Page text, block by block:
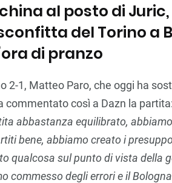
al posto di
del Torino a
di pranzo
2-1, Matteo Paro, che oggi ha
commentato così a Dazn la partita:
abbastanza equilibrato,
bene, abbiamo creato i
qualcosa sul punto di vista della
commesso degli errori e il